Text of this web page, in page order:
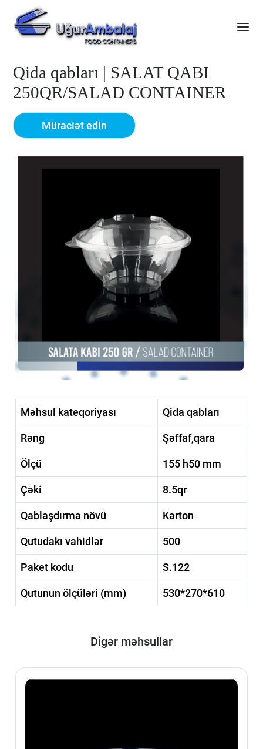
Qida qabları | SALAT QABI
250QR/SALAD CONTAINER
Müraciət edin
Məhsul kateqoriyası Qida qabları
Rəng Şəffaf,qara
Ölçü 155 h50 mm
Çəki 8.5qr
Qablaşdırma növü Karton
Qutudakı vahidlər 500
Paket kodu S.122
Qutunun ölçüləri (mm) 530*270*610
Digər məhsullar